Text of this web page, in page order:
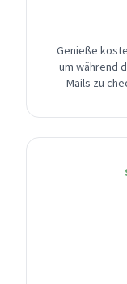
Genieße
um während
Mails zu